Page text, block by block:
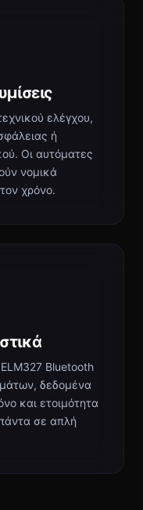
ελέγχου,
ή
Οι αυτόματες
νομικά
χρόνο.
Bluetooth
δεδομένα
και ετοιμότητα
σε απλή